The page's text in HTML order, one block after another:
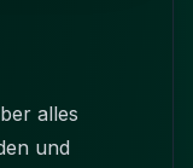
alles
und